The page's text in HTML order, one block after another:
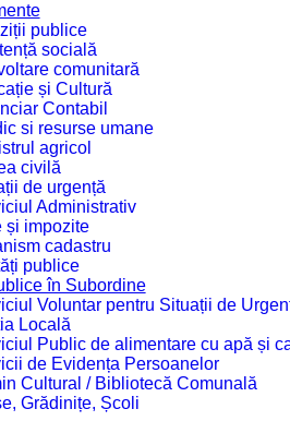
publice
socială
comunitară
și Cultură
Contabil
si resurse umane
agricol
civilă
de urgență
Administrativ
și impozite
cadastru
publice
în Subordine
Voluntar pentru Situații de
Locală
Public de alimentare cu apă și
de Evidența Persoanelor
Cultural / Bibliotecă Comunală
Grădinițe, Școli